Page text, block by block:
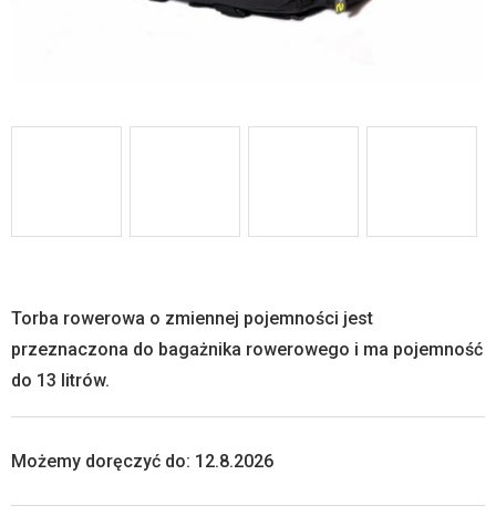
Możemy doręczyć do: 12.8.2026
Torba rowerowa o zmiennej pojemności jest
przeznaczona do bagażnika rowerowego i ma pojemność
do 13 litrów.